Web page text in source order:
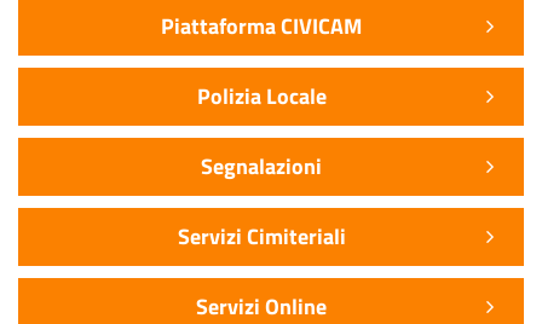
Piattaforma CIVICAM
Polizia Locale
Segnalazioni
Servizi Cimiteriali
Servizi Online